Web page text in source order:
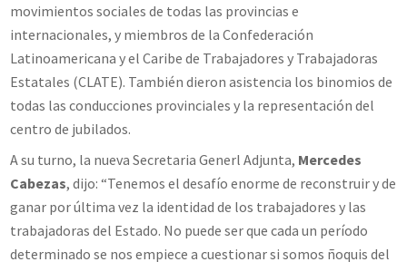
movimientos sociales de todas las provincias e
internacionales, y miembros de la Confederación
Latinoamericana y el Caribe de Trabajadores y Trabajadoras
Estatales (CLATE). También dieron asistencia los binomios de
todas las conducciones provinciales y la representación del
centro de jubilados.
A su turno, la nueva Secretaria Generl Adjunta, Mercedes
Cabezas, dijo: “Tenemos el desafío enorme de reconstruir y de
ganar por última vez la identidad de los trabajadores y las
trabajadoras del Estado. No puede ser que cada un período
determinado se nos empiece a cuestionar si somos ñoquis del